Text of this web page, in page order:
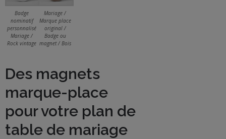
Badge
nominatif
personnalisé
Mariage /
Rock vintage
Mariage /
Marque place
original /
Badge ou
magnet / Bois
Des magnets
marque-place
pour votre plan de
table de mariage